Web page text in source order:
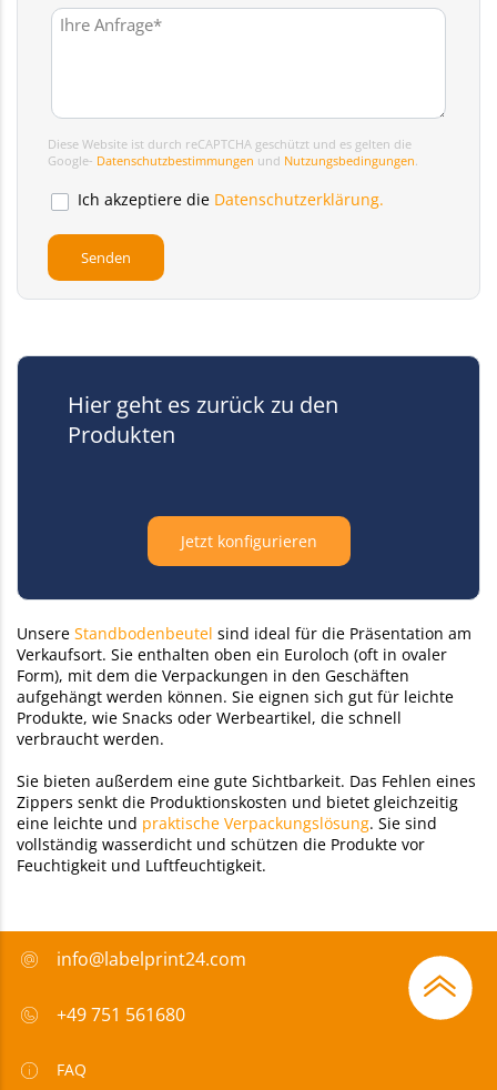
Diese Website ist durch reCAPTCHA geschützt und es gelten die
Google- Datenschutzbestimmungen und Nutzungsbedingungen
Ich akzeptiere die Datenschutzerklärung.
Hier geht es zurück zu den
Produkten
Jetzt konfigurieren
Unsere Standbodenbeutel sind ideal für die Präsentation am
Verkaufsort. Sie enthalten oben ein Euroloch (oft in ovaler
Form), mit dem die Verpackungen in den Geschäften
aufgehängt werden können. Sie eignen sich gut für leichte
Produkte, wie Snacks oder Werbeartikel, die schnell
verbraucht werden.
Sie bieten außerdem eine gute Sichtbarkeit. Das Fehlen eines
Zippers senkt die Produktionskosten und bietet gleichzeitig
eine leichte und praktische Verpackungslösung. Sie sind
vollständig wasserdicht und schützen die Produkte vor
Feuchtigkeit und Luftfeuchtigkeit.
info@labelprint24.com
+49 751 561680
FAQ